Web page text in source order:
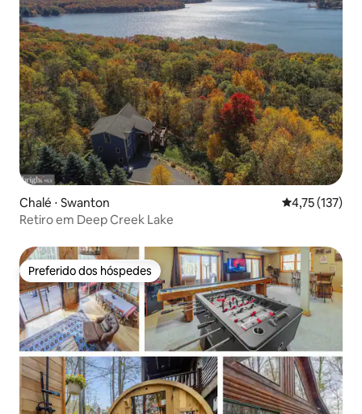
Chalé ⋅ Swanton 4,75 de uma
4,75 (137)
Retiro em Deep Creek Lake
Preferido dos hóspedes
Preferido dos hóspedes